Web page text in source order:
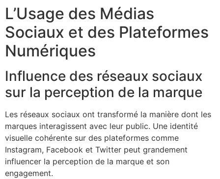
L’Usage des Médias
Sociaux et des Plateformes
Numériques
Influence des réseaux sociaux
sur la perception de la marque
Les réseaux sociaux ont transformé la manière dont les
marques interagissent avec leur public. Une identité
visuelle cohérente sur des plateformes comme
Instagram, Facebook et Twitter peut grandement
influencer la perception de la marque et son
engagement.